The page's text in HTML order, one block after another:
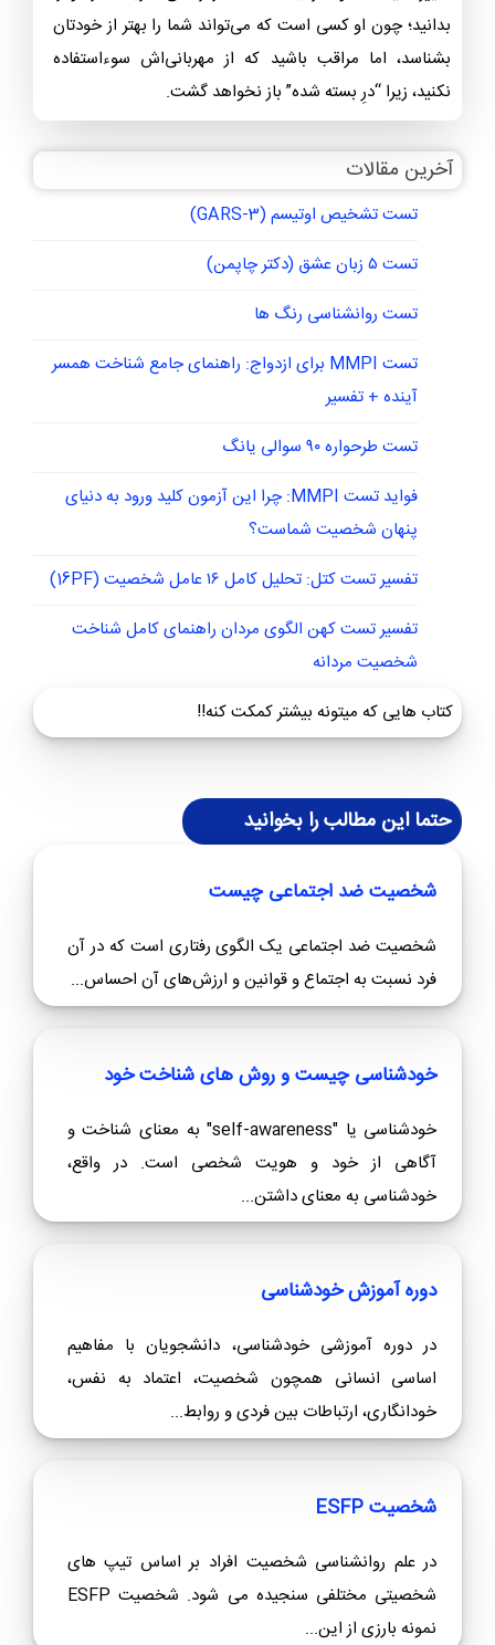
بدانید؛ چون او کسی است که می‌تواند شما را بهتر از خودتان
بشناسد، اما مراقب باشید که از مهربانی‌اش سوءاستفاده
نکنید، زیرا “درِ بسته شده” باز نخواهد گشت.
آخرین مقالات
تست تشخیص اوتیسم (GARS-3)
تست ۵ زبان عشق (دکتر چاپمن)
تست روانشناسی رنگ ها
تست MMPI برای ازدواج: راهنمای جامع شناخت همسر
آینده + تفسیر
تست طرحواره ۹۰ سوالی یانگ
فواید تست MMPI: چرا این آزمون کلید ورود به دنیای
پنهان شخصیت شماست؟
تفسیر تست کتل: تحلیل کامل ۱۶ عامل شخصیت (16PF)
تفسیر تست کهن الگوی مردان راهنمای کامل شناخت
شخصیت مردانه
کتاب هایی که میتونه بیشتر کمکت کنه!!
حتما این مطالب را بخوانید
شخصیت ضد اجتماعی چیست
شخصیت ضد اجتماعی یک الگوی رفتاری است که در آن
فرد نسبت به اجتماع و قوانین و ارزش‌های آن احساس...
خودشناسی چیست و روش های شناخت خود
خودشناسی یا "self-awareness" به معنای شناخت و
آگاهی از خود و هویت شخصی است. در واقع،
خودشناسی به معنای داشتن...
دوره آموزش خودشناسی
در دوره آموزشی خودشناسی، دانشجویان با مفاهیم
اساسی انسانی همچون شخصیت، اعتماد به نفس،
خودانگاری، ارتباطات بین فردی و روابط...
شخصیت ESFP
در علم روانشناسی شخصیت افراد بر اساس تیپ های
شخصیتی مختلفی سنجیده می شود. شخصیت ESFP
نمونه بارزی از این...